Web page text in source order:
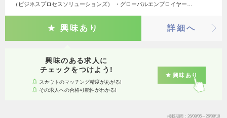
（ビジネスプロセスソリューションズ） ・グローバルエンプロイヤー…
興味あり 詳細へ
興味のある求人に
チェックをつけよう!
スカウトのマッチング精度があがる!
その求人への合格可能性がわかる!
興味あり
掲載期間 26/08/05～26/08/18